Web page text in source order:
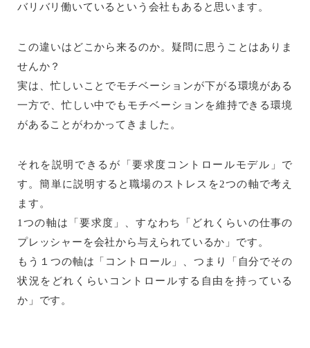
バリバリ働いているという会社もあると思います。
この違いはどこから来るのか。疑問に思うことはありま
せんか？
実は、忙しいことでモチベーションが下がる環境がある
一方で、忙しい中でもモチベーションを維持できる環境
があることがわかってきました。
それを説明できるが「要求度コントロールモデル」で
す。簡単に説明すると職場のストレスを2つの軸で考え
ます。
1つの軸は「要求度」、すなわち「どれくらいの仕事の
プレッシャーを会社から与えられているか」です。
もう１つの軸は「コントロール」、つまり「自分でその
状況をどれくらいコントロールする自由を持っている
か」です。